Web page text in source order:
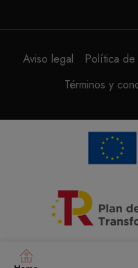
Aviso legal Política
Términos y